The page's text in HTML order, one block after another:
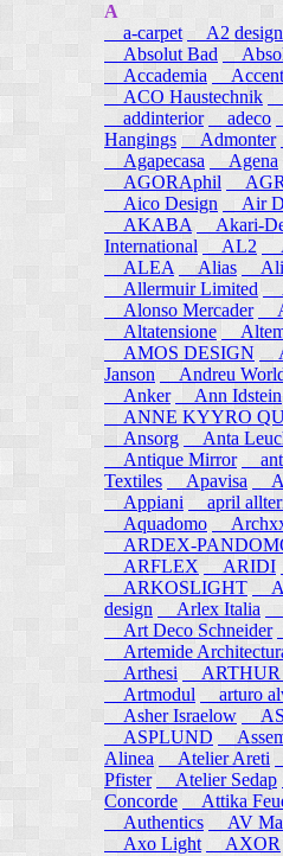
A
a-carpet
A2
Absolut Bad
Accademia
ACO Haustechnik
addinterior
adeco
Hangings Admonter
Agapecasa
Agena
AGORAphil
Aico Design
Air
AKABA
Akari-
International
AL2
ALEA
Alias
Allermuir Limited
Alonso Mercader
Altatensione
AMOS DESIGN
Janson
Andreu
Anker
Ann Idstein
ANNE KYYRO
Ansorg
Anta
Antique Mirror
Textiles
Apavisa
Appiani
april
Aquadomo
ARDEX-
ARFLEX
ARIDI
ARKOSLIGHT
design
Arlex Italia
Art Deco Schneider
Artemide
Arthesi
ARTHUR
Artmodul
arturo
Asher Israelow
ASPLUND
Alinea
Atelier Areti
Pfister
Atelier Sedap
Concorde
Attika
Authentics
AV
Axo Light
AXOR